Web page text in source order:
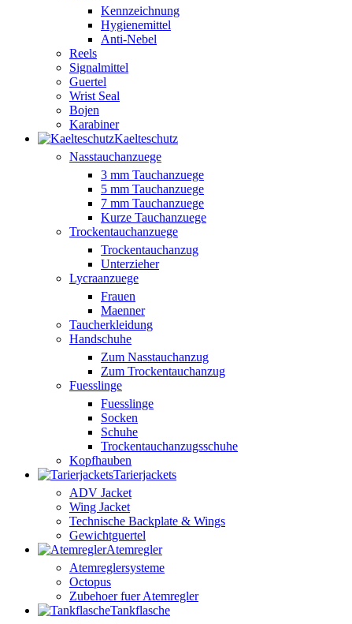
Kennzeichnung
Hygienemittel
Anti-Nebel
Reels
Signalmittel
Guertel
Wrist Seal
Bojen
Karabiner
Kaelteschutz
Nasstauchanzuege
3 mm Tauchanzuege
5 mm Tauchanzuege
7 mm Tauchanzuege
Kurze Tauchanzuege
Trockentauchanzuege
Trockentauchanzug
Unterzieher
Lycraanzuege
Frauen
Maenner
Taucherkleidung
Handschuhe
Zum Nasstauchanzug
Zum Trockentauchanzug
Fuesslinge
Fuesslinge
Socken
Schuhe
Trockentauchanzugsschuhe
Kopfhauben
Tarierjackets
ADV Jacket
Wing Jacket
Technische Backplate & Wings
Gewichtguertel
Atemregler
Atemreglersysteme
Octopus
Zubehoer fuer Atemregler
Tankflasche